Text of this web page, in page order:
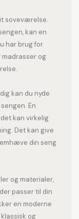
soveværelse.
kan en
har brug for.
madrasser og
kan du nyde
En
kan virkelig
Det kan give
din seng
og materialer,
passer til din
en moderne
og